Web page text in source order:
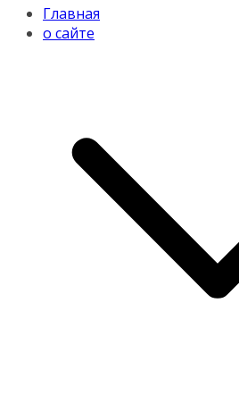
Главная
о сайте